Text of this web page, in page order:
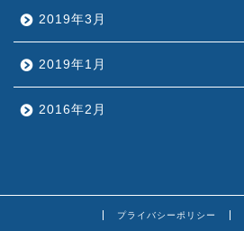
2019年3月
2019年1月
2016年2月
プライバシーポリシー